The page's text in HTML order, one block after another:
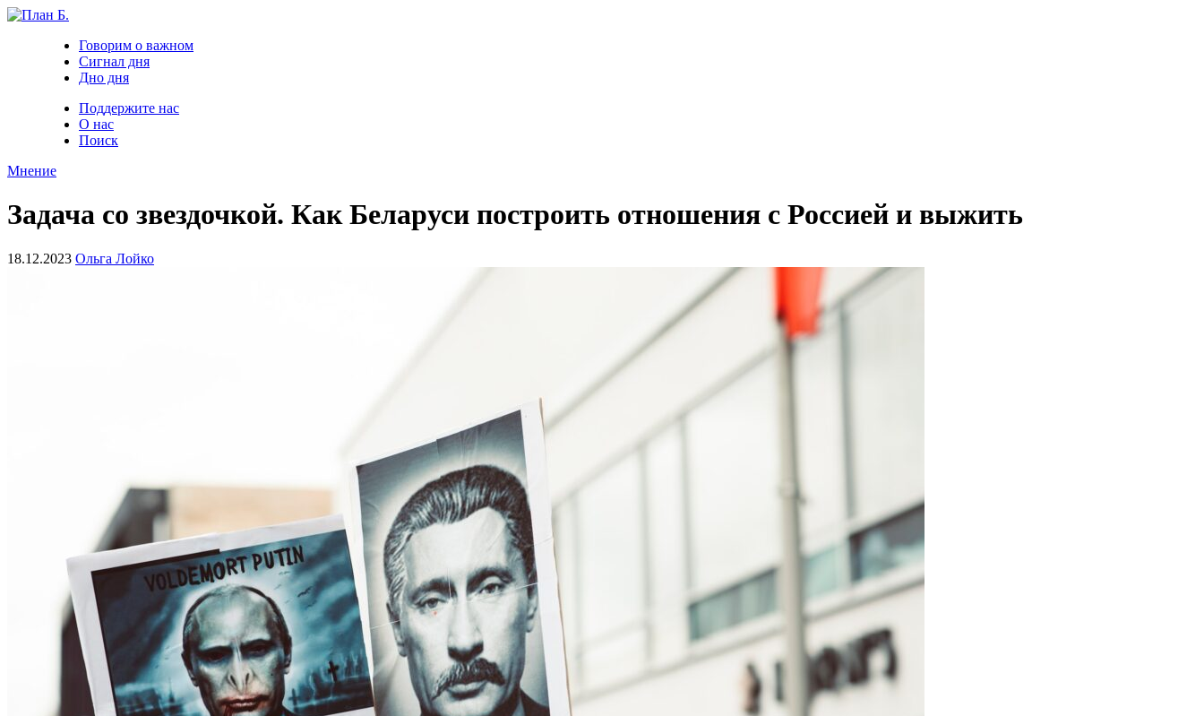
Говорим о важном
Сигнал дня
Дно дня
Поддержите нас
О нас
Поиск
Мнение
Задача со звездочкой. Как Беларуси построить отношения с Россией и выжить
18.12.2023 Ольга Лойко